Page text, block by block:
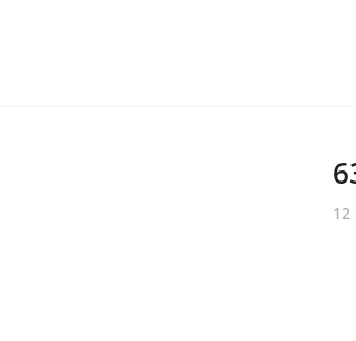
in der Wirtschaft eng
wichtig ist auch die 1922 gegründete
Baltikum. Von den 150 Studiengängen